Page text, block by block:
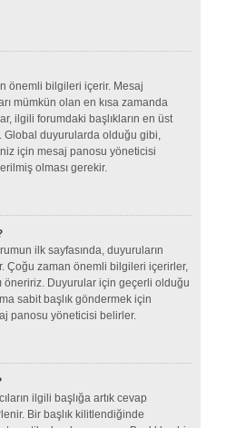
önemli bilgileri içerir. Mesaj
mümkün olan en kısa zamanda
ilgili forumdaki başlıkların en üst
Global duyurularda olduğu gibi,
için mesaj panosu yöneticisi
olması gerekir.
ilk sayfasında, duyuruların
Çoğu zaman önemli bilgileri içerirler,
öneririz. Duyurular için geçerli olduğu
sabit başlık göndermek için
panosu yöneticisi belirler.
ilgili başlığa artık cevap
Bir başlık kilitlendiğinde